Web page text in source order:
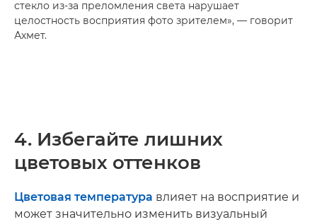
стекло из-за преломления света нарушает
целостность восприятия фото зрителем», — говорит
Ахмет.
4. Избегайте лишних
цветовых оттенков
Цветовая температура влияет на восприятие и
может значительно изменить визуальный